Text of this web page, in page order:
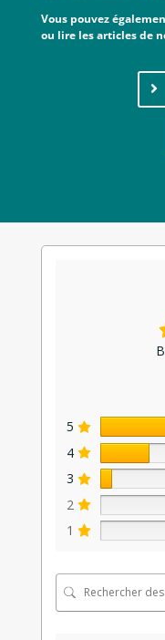
Vous pouvez
ou lire les articles de
5
4
3
2
1